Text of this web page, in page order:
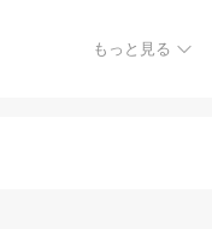
もっと見る